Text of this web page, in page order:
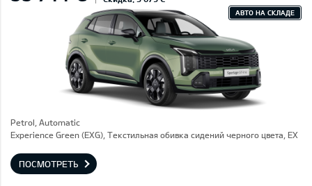
АВТО НА СКЛАДЕ
Petrol, Automatic
Experience Green (EXG), Текстильная обивка сидений черного цвета, EX
ПОСМОТРЕТЬ